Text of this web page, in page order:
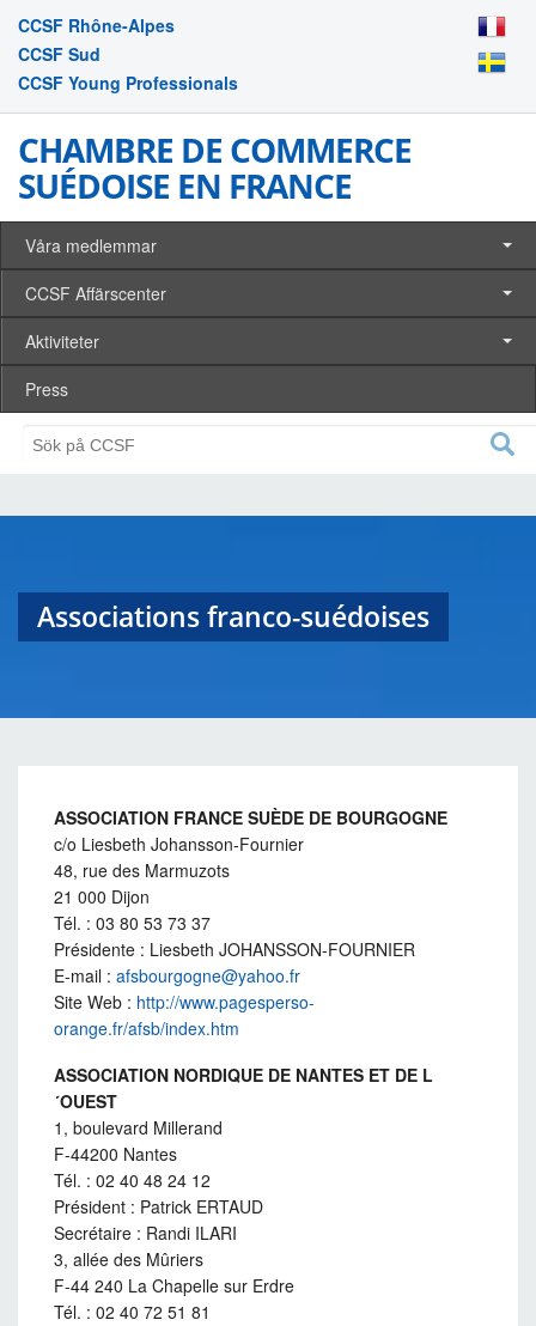
CCSF Rhône-Alpes
CCSF Sud
CCSF Young Professionals
CHAMBRE DE COMMERCE
SUÉDOISE EN FRANCE
Våra medlemmar
CCSF Affärscenter
Aktiviteter
Press
Associations franco-suédoises
ASSOCIATION FRANCE SUÈDE DE BOURGOGNE
c/o Liesbeth Johansson-Fournier
48, rue des Marmuzots
21 000 Dijon
Tél. : 03 80 53 73 37
Présidente : Liesbeth JOHANSSON-FOURNIER
E-mail : afsbourgogne@yahoo.fr
Site Web : http://www.pagesperso-
orange.fr/afsb/index.htm
ASSOCIATION NORDIQUE DE NANTES ET DE L
´OUEST
1, boulevard Millerand
F-44200 Nantes
Tél. : 02 40 48 24 12
Président : Patrick ERTAUD
Secrétaire : Randi ILARI
3, allée des Mûriers
F-44 240 La Chapelle sur Erdre
Tél. : 02 40 72 51 81